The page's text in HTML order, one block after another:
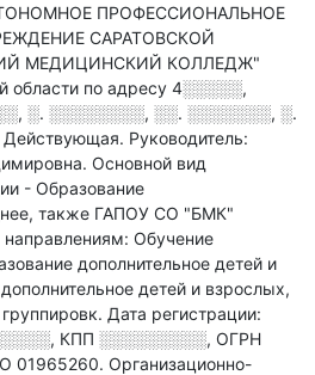
ПРОФЕССИОНАЛЬНОЕ
САРАТОВСКОЙ
МЕДИЦИНСКИЙ КОЛЛЕДЖ"
области по адресу 4░░░░░,
░. ░░░░░░░░, ░░. ░░░░░░░, ░.
Действующая. Руководитель:
Основной вид
- Образование
, также ГАПОУ СО "БМК"
Обучение
дополнительное детей и
детей и взрослых,
. Дата регистрации:
, КПП ░░░░░░░░░, ОГРН
01965260. Организационно-